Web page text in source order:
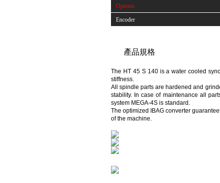
Options
Encoder
產品規格
The HT 45 S 140 is a water cooled
stiffness.
All spindle parts are hardened and
stability. In case of maintenance all
system MEGA-4S is standard.
The optimized IBAG converter
of the machine.